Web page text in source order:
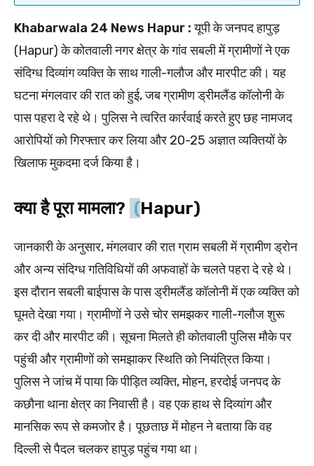
Khabarwala 24 News Hapur :यूपी के जनपद हापुड़
(Hapur) के कोतवाली नगर क्षेत्र के गांव सबली में ग्रामीणों ने एक
संदिग्ध दिव्यांग व्यक्ति के साथ गाली-गलौज और मारपीट की। यह
घटना मंगलवार की रात को हुई, जब ग्रामीण ड्रीमलैंड कॉलोनी के
पास पहरा दे रहे थे। पुलिस ने त्वरित कार्रवाई करते हुए छह नामजद
आरोपियों को गिरफ्तार कर लिया और 20-25 अज्ञात व्यक्तियों के
खिलाफ मुकदमा दर्ज किया है।
क्या है पूरा मामला? (Hapur)
जानकारी के अनुसार, मंगलवार की रात ग्राम सबली में ग्रामीण ड्रोन
और अन्य संदिग्ध गतिविधियों की अफवाहों के चलते पहरा दे रहे थे।
इस दौरान सबली बाईपास के पास ड्रीमलैंड कॉलोनी में एक व्यक्ति को
घूमते देखा गया। ग्रामीणों ने उसे चोर समझकर गाली-गलौज शुरू
कर दी और मारपीट की। सूचना मिलते ही कोतवाली पुलिस मौके पर
पहुंची और ग्रामीणों को समझाकर स्थिति को नियंत्रित किया।
पुलिस ने जांच में पाया कि पीड़ित व्यक्ति, मोहन, हरदोई जनपद के
कछौना थाना क्षेत्र का निवासी है। वह एक हाथ से दिव्यांग और
मानसिक रूप से कमजोर है। पूछताछ में मोहन ने बताया कि वह
दिल्ली से पैदल चलकर हापुड़ पहुंच गया था।